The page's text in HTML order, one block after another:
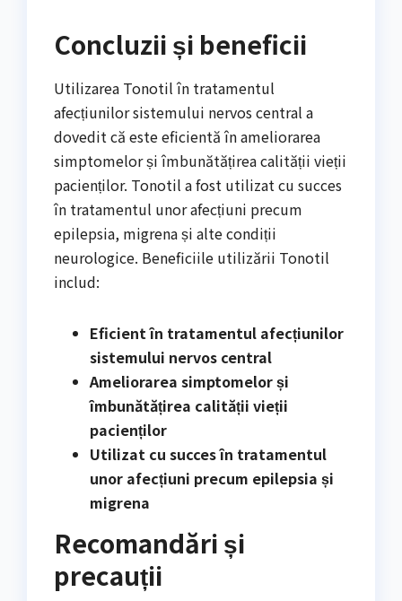
Concluzii și beneficii
Utilizarea Tonotil în tratamentul
afecțiunilor sistemului nervos central a
dovedit că este eficientă în ameliorarea
simptomelor și îmbunătățirea calității vieții
pacienților. Tonotil a fost utilizat cu succes
în tratamentul unor afecțiuni precum
epilepsia, migrena și alte condiții
neurologice. Beneficiile utilizării Tonotil
includ:
Eficient în tratamentul afecțiunilor
sistemului nervos central
Ameliorarea simptomelor și
îmbunătățirea calității vieții
pacienților
Utilizat cu succes în tratamentul
unor afecțiuni precum epilepsia și
migrena
Recomandări și
precauții